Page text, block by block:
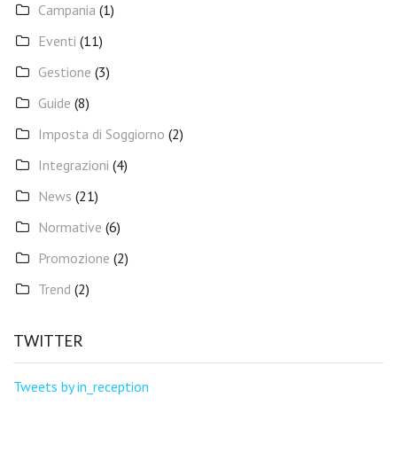
Campania (1)
Eventi (11)
Gestione (3)
Guide (8)
Imposta di Soggiorno (2)
Integrazioni (4)
News (21)
Normative (6)
Promozione (2)
Trend (2)
TWITTER
Tweets by in_reception